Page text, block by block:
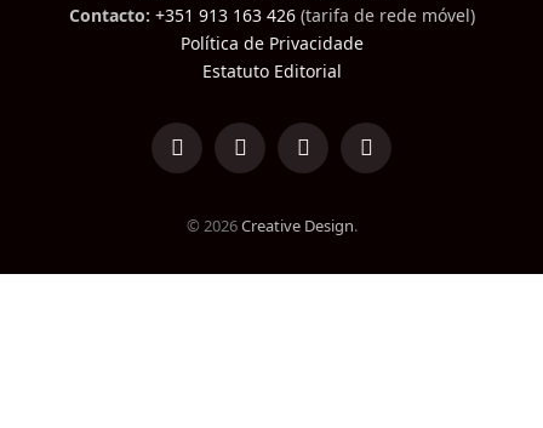
Contacto: +351 913 163 426(tarifa de rede móvel)
Política de Privacidade
Estatuto Editorial
LinkedInFacebookInstagramTikTok
© 2026Creative Design.